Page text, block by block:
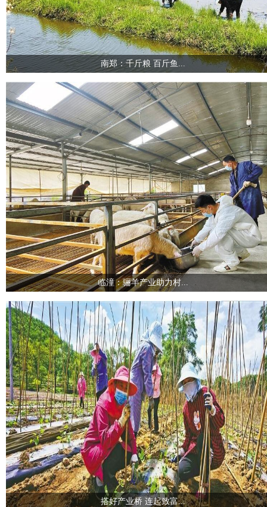
南郑：千斤粮 百斤鱼...
临潼：骊羊产业助力村...
搭好产业桥 连起致富...